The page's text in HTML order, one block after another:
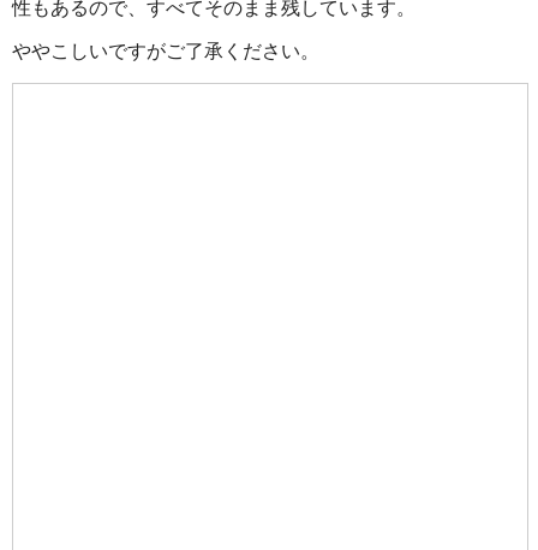
性もあるので、すべてそのまま残しています。
ややこしいですがご了承ください。